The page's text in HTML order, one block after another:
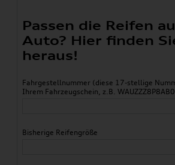
Passen die Reifen
Auto? Hier finden
heraus!
Fahrgestellnummer (diese 17-stellige
Ihrem Fahrzeugschein, z.B.
Bisherige Reifengröße